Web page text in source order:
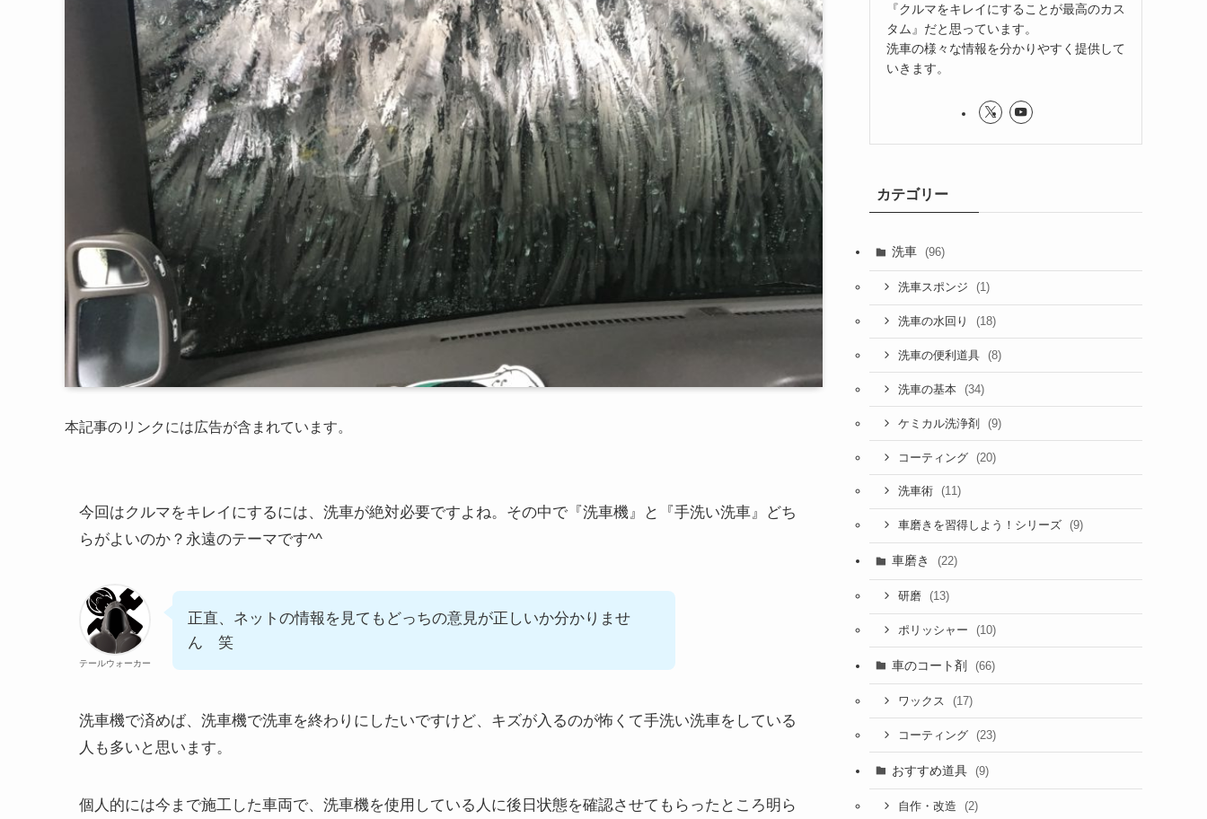
本記事のリンクには広告が含まれています。
今回はクルマをキレイにするには、洗車が絶対必要ですよね。その中で『洗車機』と『手洗い洗車』どち
らがよいのか？永遠のテーマです^^
テールウォーカー
正直、ネットの情報を見てもどっちの意見が正しいか分かりませ
ん 笑
洗車機で済めば、洗車機で洗車を終わりにしたいですけど、キズが入るのが怖くて手洗い洗車をしている
人も多いと思います。
個人的には今まで施工した車両で、洗車機を使用している人に後日状態を確認させてもらったところ明ら
『クルマをキレイにすることが最高のカス
タム』だと思っています。
洗車の様々な情報を分かりやすく提供して
いきます。
カテゴリー
洗車 (96)
洗車スポンジ (1)
洗車の水回り (18)
洗車の便利道具 (8)
洗車の基本 (34)
ケミカル洗浄剤 (9)
コーティング (20)
洗車術 (11)
車磨きを習得しよう！シリーズ (9)
車磨き (22)
研磨 (13)
ポリッシャー (10)
車のコート剤 (66)
ワックス (17)
コーティング (23)
おすすめ道具 (9)
自作・改造 (2)